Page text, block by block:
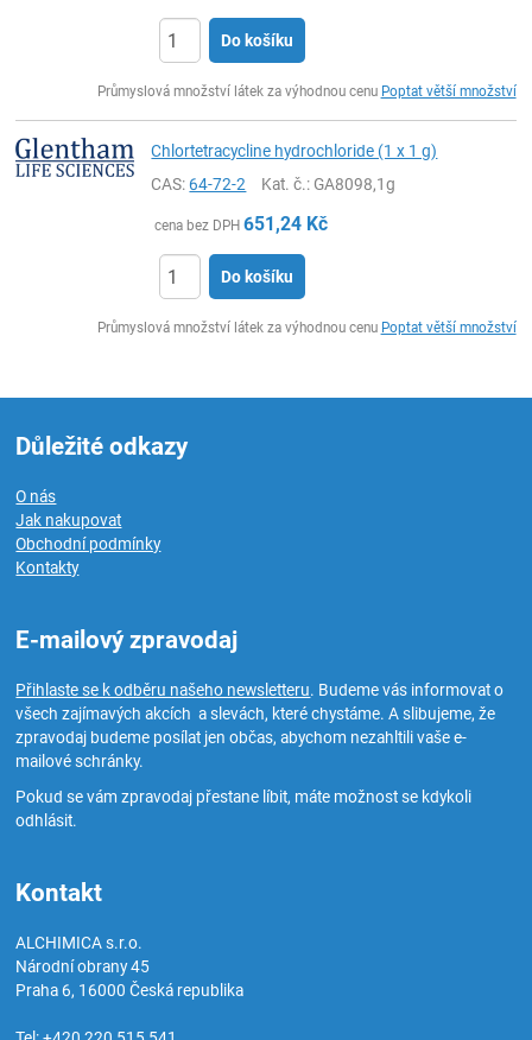
Do košíku
Průmyslová množství látek za výhodnou cenu Poptat větší množství
Chlortetracycline hydrochloride (1 x 1 g)
CAS:64-72-2 Kat. č.: GA8098,1g
cena bez DPH 651,24 Kč
Do košíku
Průmyslová množství látek za výhodnou cenu Poptat větší množství
Důležité odkazy
O nás
Jak nakupovat
Obchodní podmínky
Kontakty
E-mailový zpravodaj
Přihlaste se k odběru našeho newsletteru. Budeme vás informovat o
všech zajímavých akcích a slevách, které chystáme. A slibujeme, že
zpravodaj budeme posílat jen občas, abychom nezahltili vaše e-
mailové schránky.
Pokud se vám zpravodaj přestane líbit, máte možnost se kdykoli
odhlásit.
Kontakt
ALCHIMICA s.r.o.
Národní obrany 45
Praha 6, 16000Česká republika